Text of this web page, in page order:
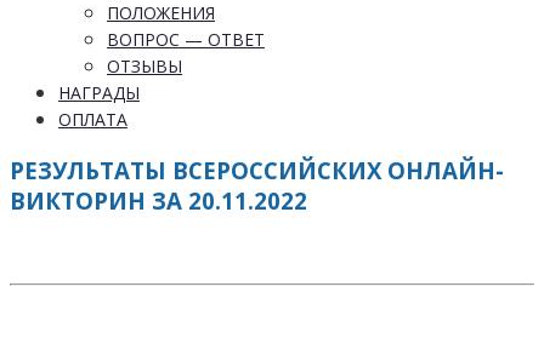
ПОЛОЖЕНИЯ
ВОПРОС — ОТВЕТ
ОТЗЫВЫ
НАГРАДЫ
ОПЛАТА
РЕЗУЛЬТАТЫ ВСЕРОССИЙСКИХ ОНЛАЙН-
ВИКТОРИН ЗА 20.11.2022